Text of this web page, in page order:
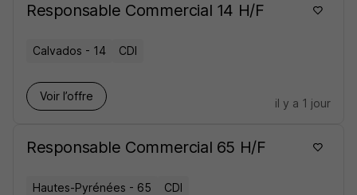
Responsable Commercial 14 H/F
Calvados - 14 CDI
Voir l’offre
il y a 1 jour
Responsable Commercial 65 H/F
Hautes-Pyrénées - 65 CDI